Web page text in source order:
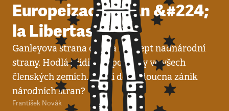
Europeizace stran &#224;
la Libertas.eu
Ganleyova strana oživila koncept nadnárodní
strany. Hodlá zřídit své pobočky ve všech
členských zemích. Hrozí do budoucna zánik
národních stran?
František Novák